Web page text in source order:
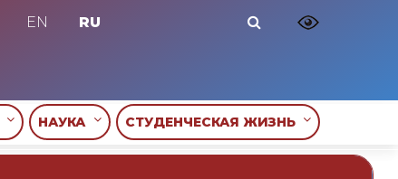
EN RU
НАУКА СТУДЕНЧЕСКАЯ ЖИЗНЬ